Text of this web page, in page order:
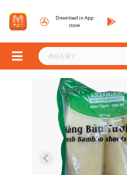
Download in App
store